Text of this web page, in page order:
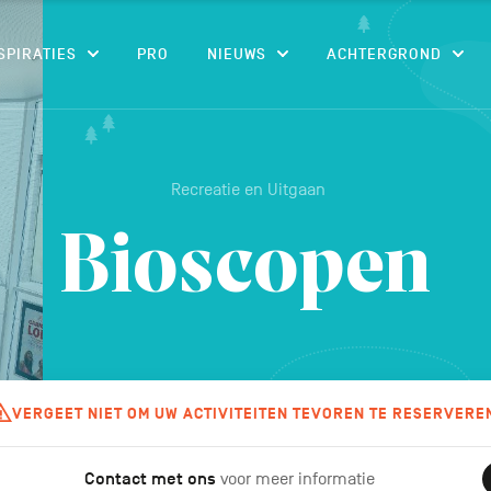
PRO NIEUWS ACHTERGROND
Recreatie en Uitgaan
Bioscopen
VERGEET NIET OM UW ACTIVITEITEN TEVOREN TE
Contact met ons voor meer informatie